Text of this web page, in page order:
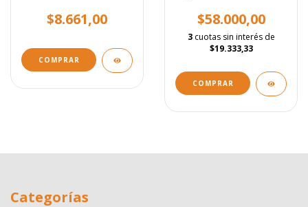
$8.661,00
amarilla Pack x 500
$58.000,00
3 cuotas sin interés de
$19.333,33
Categorías